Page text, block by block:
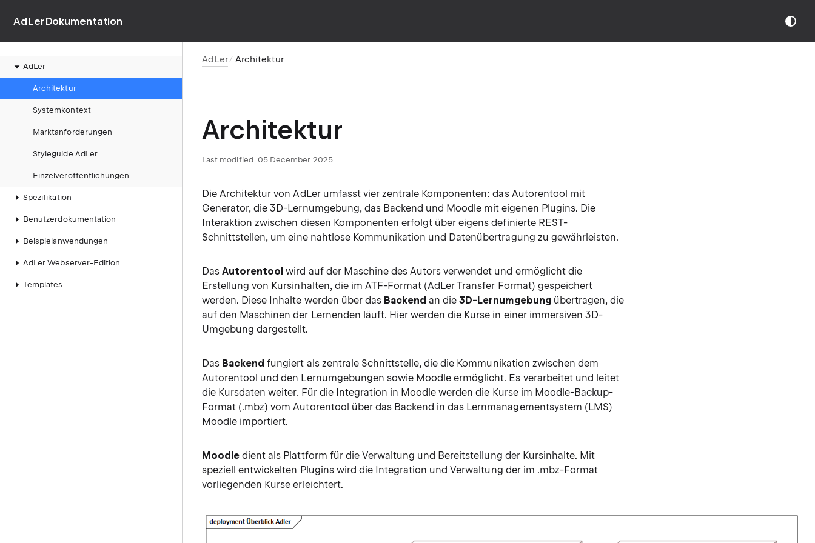
AdLerDokumentation
AdLer
Architektur
Systemkontext
Marktanforderungen
Styleguide AdLer
Einzelveröffentlichungen
Spezifikation
Benutzerdokumentation
Beispielanwendungen
AdLer Webserver-Edition
Templates
AdLer Architektur
Architektur
Last modified: 05 December 2025
Die Architektur von AdLer umfasst vier zentrale Komponenten: das Autorentool mit
Generator, die 3D-Lernumgebung, das Backend und Moodle mit eigenen Plugins. Die
Interaktion zwischen diesen Komponenten erfolgt über eigens definierte REST-
Schnittstellen, um eine nahtlose Kommunikation und Datenübertragung zu gewährleisten.
DasAutorentool wird auf der Maschine des Autors verwendet und ermöglicht die
Erstellung von Kursinhalten, die im ATF-Format (AdLer Transfer Format) gespeichert
werden. Diese Inhalte werden über das Backend an die3D-Lernumgebungübertragen, die
auf den Maschinen der Lernenden läuft. Hier werden die Kurse in einer immersiven 3D-
Umgebung dargestellt.
Das Backend fungiert als zentrale Schnittstelle, die die Kommunikation zwischen dem
Autorentool und den Lernumgebungen sowie Moodle ermöglicht. Es verarbeitet und leitet
die Kursdaten weiter. Für die Integration in Moodle werden die Kurse im Moodle-Backup-
Format (.mbz) vom Autorentool über das Backend in das Lernmanagementsystem (LMS)
Moodle importiert.
Moodle dient als Plattform für die Verwaltung und Bereitstellung der Kursinhalte. Mit
speziell entwickelten Plugins wird die Integration und Verwaltung der im .mbz-Format
vorliegenden Kurse erleichtert.